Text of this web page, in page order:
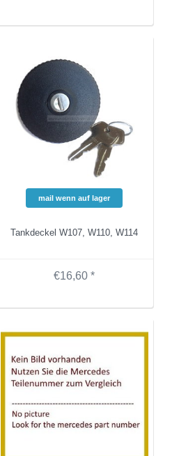
mail wenn auf lager
Tankdeckel W107, W110, W114
€16,60 *